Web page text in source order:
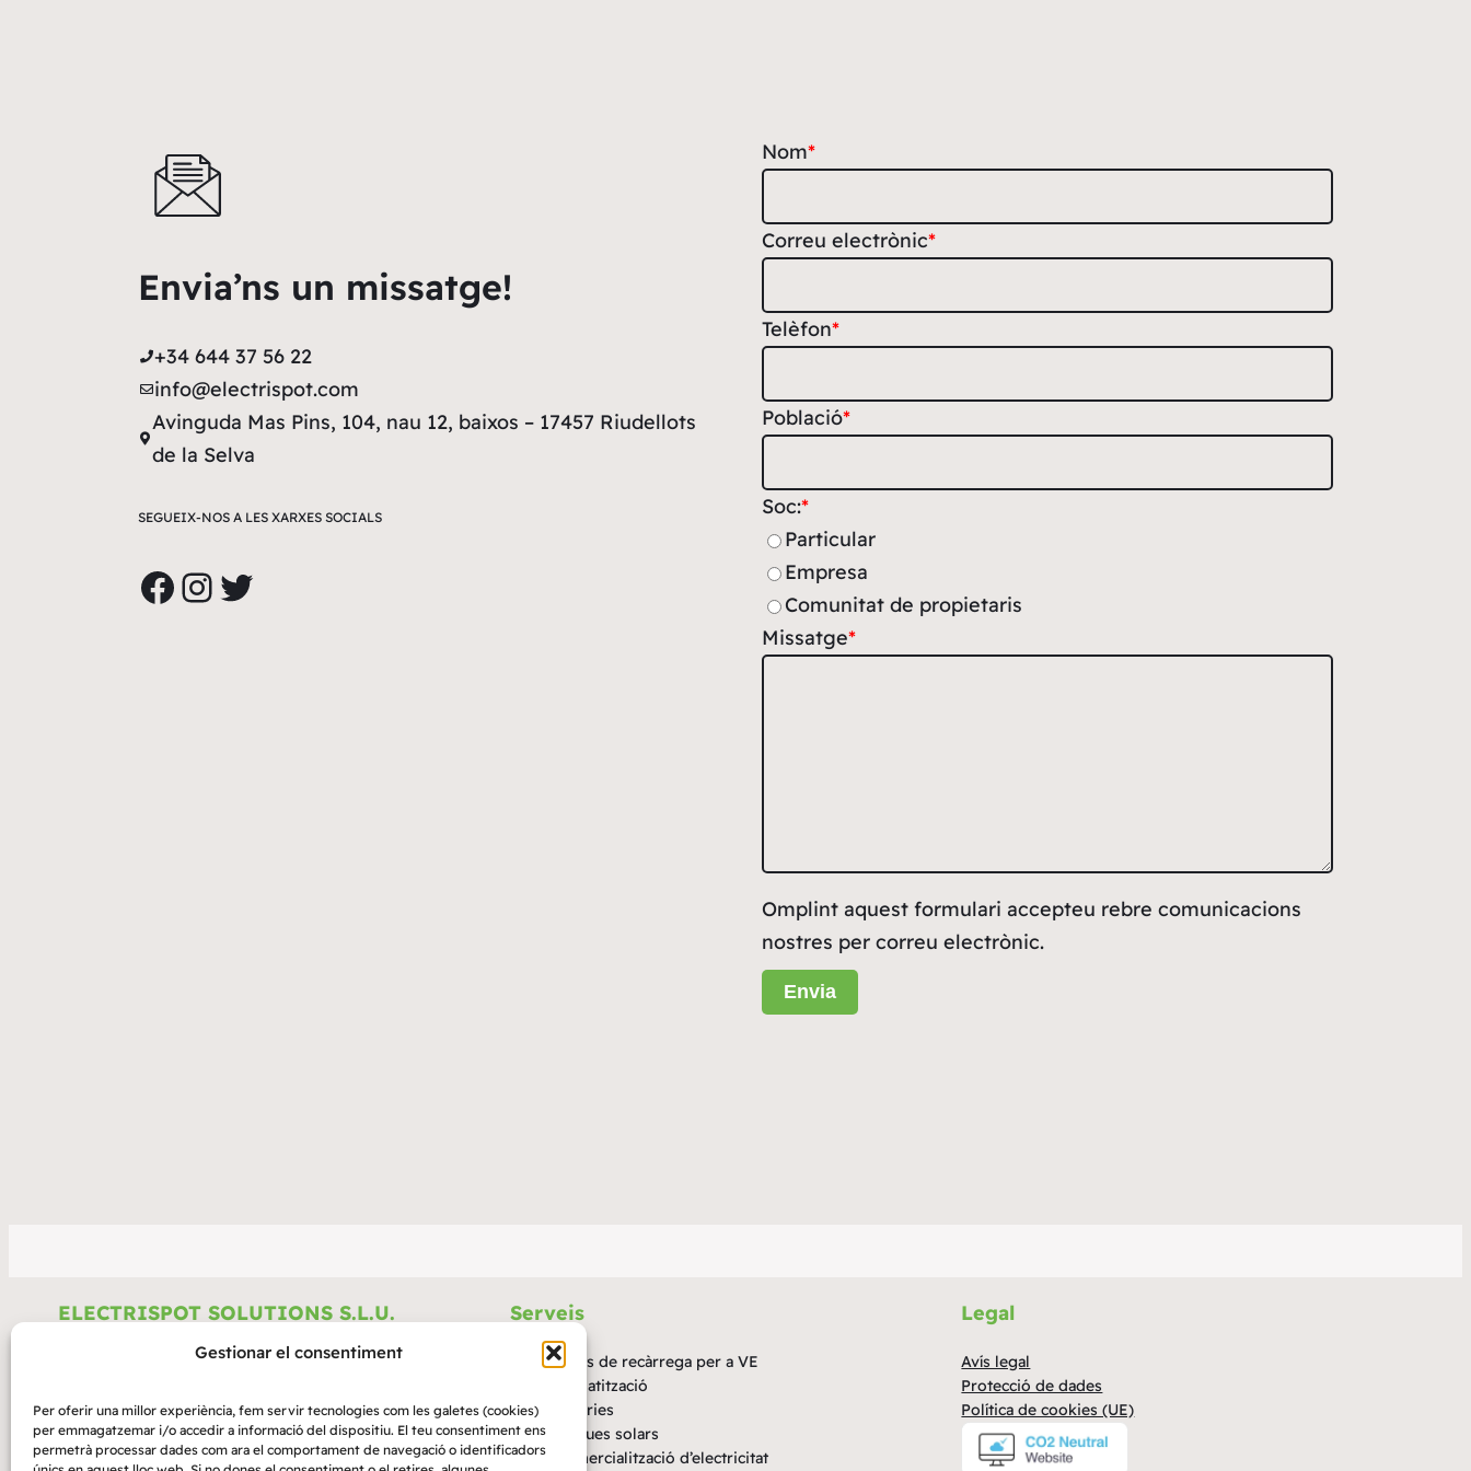
Gestionar el consentiment
Per oferir una millor experiència, fem servir tecnologies com les galetes (cookies)
per emmagatzemar i/o accedir a informació del dispositiu. El teu consentiment ens
permetrà processar dades com ara el comportament de navegació o identificadors
Envia’ns un missatge!
+34 644 37 56 22
info@electrispot.com
Avinguda Mas Pins, 104, nau 12, baixos – 17457 Riudellots
de la Selva
SEGUEIX-NOS A LES XARXES SOCIALS
Facebook
Instagram
Twitter
Nom*
Correu electrònic*
Telèfon*
Població*
Soc:*
Particular
Empresa
Comunitat de propietaris
Missatge*
Omplint aquest formulari accepteu rebre comunicacions
nostres per correu electrònic.
Envia
ELECTRISPOT SOLUTIONS S.L.U.
Avinguda Mas Pins, 104, nau 12, baixos – 17457 Riudellots de
info@electrispot.com
+34 644 37 56 22
Serveis
Punts de recàrrega per a VE
Climatització
Bateries
Plaques solars
Comercialització d’electricitat
Legal
Avís legal
Protecció de dades
Política de cookies (UE)